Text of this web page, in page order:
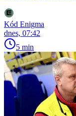
Kód Enigma
dnes, 07:42
5 min